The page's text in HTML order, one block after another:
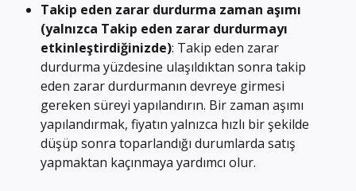
Takip eden zarar durdurma zaman aşımı
(yalnızca Takip eden zarar durdurmayı
etkinleştirdiğinizde): Takip eden zarar
durdurma yüzdesine ulaşıldıktan sonra takip
eden zarar durdurmanın devreye girmesi
gereken süreyi yapılandırın. Bir zaman aşımı
yapılandırmak, fiyatın yalnızca hızlı bir şekilde
düşüp sonra toparlandığı durumlarda satış
yapmaktan kaçınmaya yardımcı olur.